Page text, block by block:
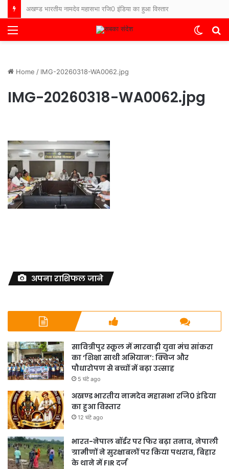
अखण्ड भारतीय नामदेव महासभा रजि0 इंडिया का हुआ विस्तार
Menu
Switch
Home / IMG-20260318-WA0062.jpg
IMG-20260318-WA0062.jpg
अपना राशिफल जाने
सावित्रीपुर स्कूल में मारवाड़ी युवा मंच सांकरा
का ‘शिक्षा साथी अभियान’: क्विज और
पौधारोपण से बच्चों में बढ़ा उत्साह
5 घंटे ago
अखण्ड भारतीय नामदेव महासभा रजि0 इंडिया
का हुआ विस्तार
12 घंटे ago
भारत-नेपाल बॉर्डर पर फिर बढ़ा तनाव, नेपाली
ग्रामीणों ने सुरक्षाबलों पर किया पथराव, बिहार
के थाने में FIR दर्ज